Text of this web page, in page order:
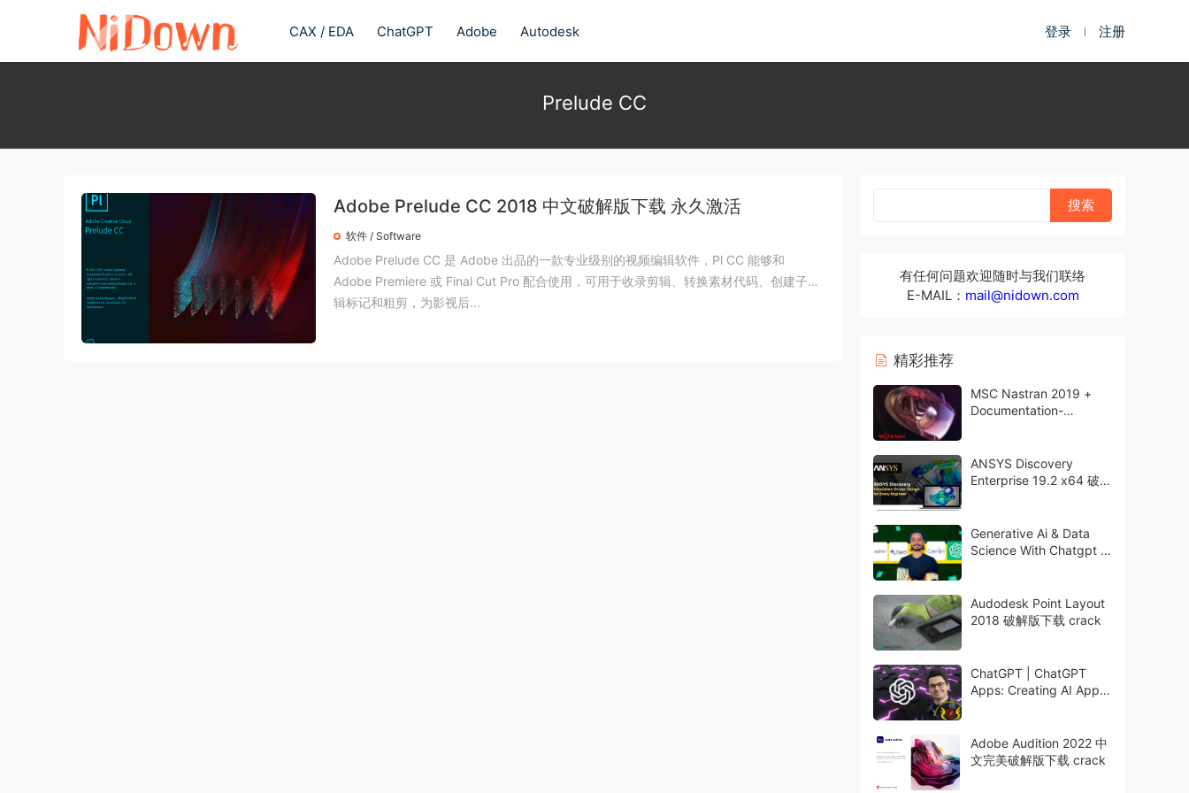
CAX / EDA ChatGPT Adobe Autodesk 登录 注册
Prelude CC
Adobe Prelude CC 2018 中文破解版下载 永久激活
软件 / Software
Adobe Prelude CC 是 Adobe 出品的一款专业级别的视频编辑软件，Pl CC 能够和
Adobe Premiere 或 Final Cut Pro 配合使用，可用于收录剪辑、转换素材代码、创建子剪
辑标记和粗剪，为影视后...
有任何问题欢迎随时与我们联络
E-MAIL： mail@nidown.com
精彩推荐
MSC Nastran 2019 +
Documentation-
ANSYS Discovery
Enterprise 19.2 x64 破解
Generative Ai & Data
Science With Chatgpt &
Audodesk Point Layout
2018 破解版下载 crack
ChatGPT | ChatGPT
Apps: Creating AI Apps
Adobe Audition 2022 中
文完美破解版下载 crack